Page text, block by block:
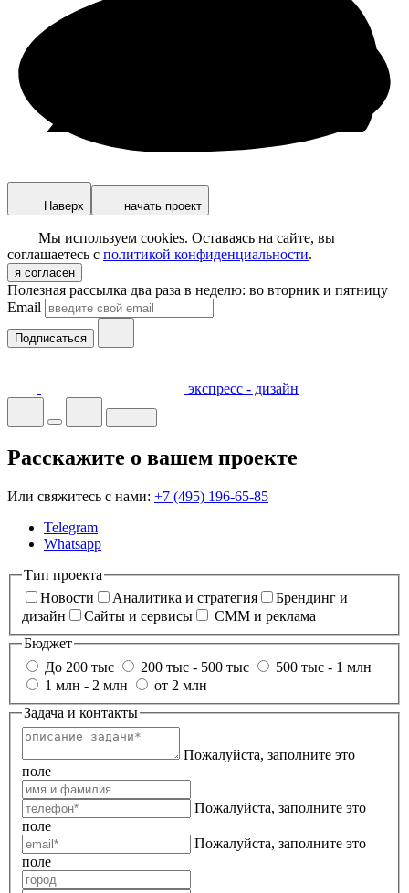
Наверх начать проект
Мы используем cookies. Оставаясь на сайте, вы
соглашаетесь с политикой конфиденциальности.
я согласен
Полезная рассылка два раза в неделю: во вторник и пятницу
Email
Подписаться
экспресс - дизайн
Расскажите о вашем проекте
Или свяжитесь с нами: +7 (495) 196-65-85
Telegram
Whatsapp
Тип проекта
Новости
Аналитика и стратегия
Брендинг и
дизайн
Сайты и сервисы
СММ и реклама
Бюджет
До 200 тыс
200 тыс - 500 тыс
500 тыс - 1 млн
1 млн - 2 млн
от 2 млн
Задача и контакты
Пожалуйста, заполните это
поле
Пожалуйста, заполните это
поле
Пожалуйста, заполните это
поле